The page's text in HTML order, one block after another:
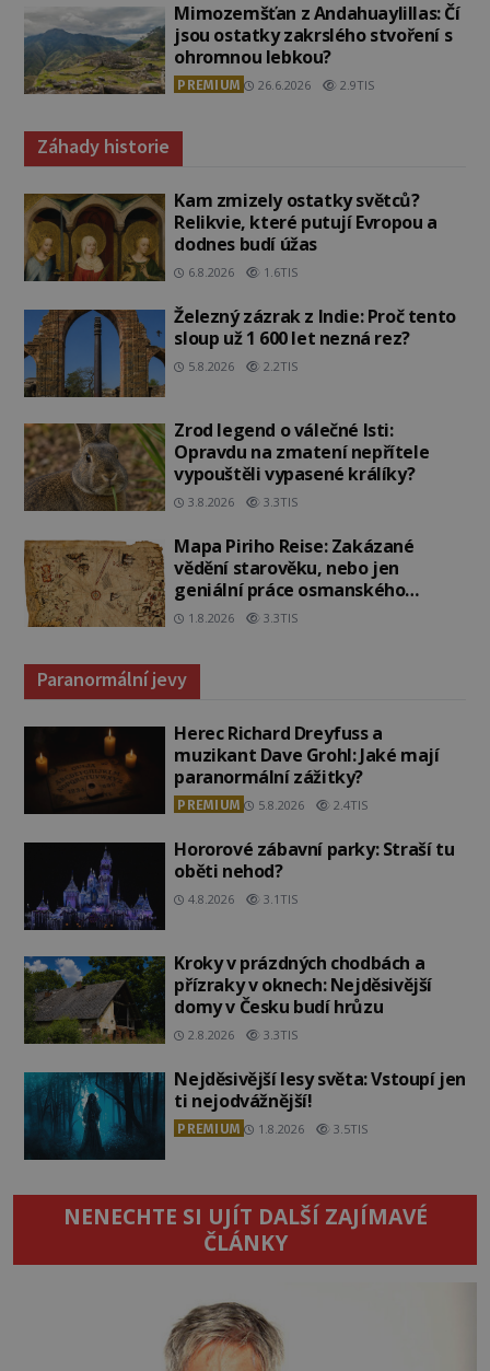
Mimozemšťan z Andahuaylillas: Čí
jsou ostatky zakrslého stvoření s
ohromnou lebkou?
PREMIUM 26.6.2026 2.9TIS
Záhady historie
Kam zmizely ostatky světců?
Relikvie, které putují Evropou a
dodnes budí úžas
6.8.2026 1.6TIS
Železný zázrak z Indie: Proč tento
sloup už 1 600 let nezná rez?
5.8.2026 2.2TIS
Zrod legend o válečné lsti:
Opravdu na zmatení nepřítele
vypouštěli vypasené králíky?
3.8.2026 3.3TIS
Mapa Piriho Reise: Zakázané
vědění starověku, nebo jen
geniální práce osmanského
admirála?
1.8.2026 3.3TIS
Paranormální jevy
Herec Richard Dreyfuss a
muzikant Dave Grohl: Jaké mají
paranormální zážitky?
PREMIUM 5.8.2026 2.4TIS
Hororové zábavní parky: Straší tu
oběti nehod?
4.8.2026 3.1TIS
Kroky v prázdných chodbách a
přízraky v oknech: Nejděsivější
domy v Česku budí hrůzu
2.8.2026 3.3TIS
Nejděsivější lesy světa: Vstoupí jen
ti nejodvážnější!
PREMIUM 1.8.2026 3.5TIS
NENECHTE SI UJÍT DALŠÍ ZAJÍMAVÉ
ČLÁNKY